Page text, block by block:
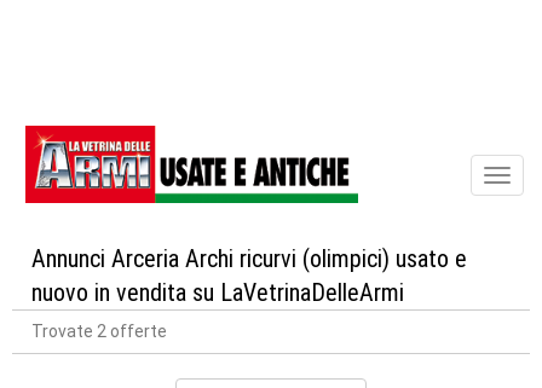
Annunci Arceria Archi ricurvi (olimpici) usato e
nuovo in vendita su LaVetrinaDelleArmi
Trovate 2 offerte